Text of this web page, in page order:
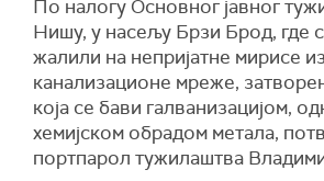
По налогу Основног јавног
Нишу, у насељу Брзи Брод, где
жалили на непријатне мирисе из
канализационе мреже,
која се бави галванизацијом,
хемијском обрадом метала,
портпарол тужилаштва